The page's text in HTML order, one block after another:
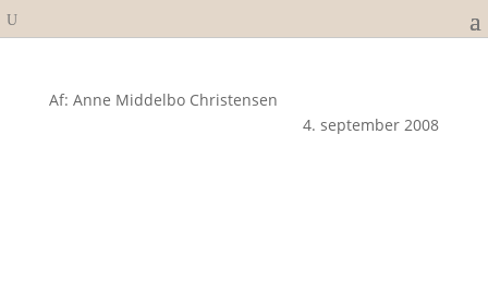
Af: Anne Middelbo Christensen
4. september 2008